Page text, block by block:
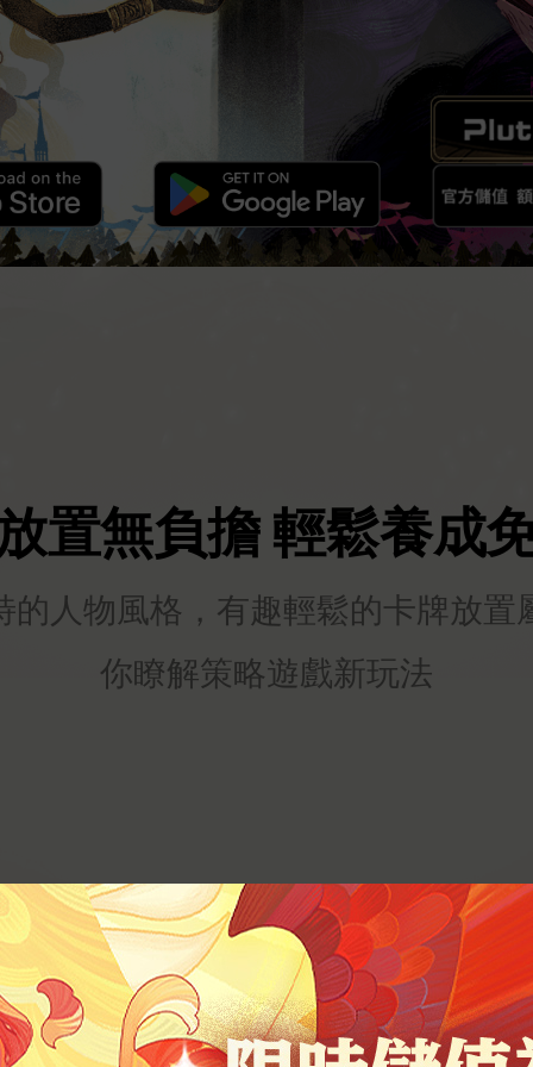
置無負擔 輕鬆養成
的人物風格，有趣輕鬆的卡牌放置
你瞭解策略遊戲新玩法